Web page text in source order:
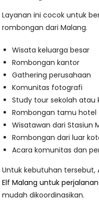
Layanan ini cocok untuk
rombongan dari Malang.
Wisata keluarga besar
Rombongan kantor
Gathering perusahaan
Komunitas fotografi
Study tour sekolah atau
Rombongan tamu hotel
Wisatawan dari Stasiun
Rombongan dari luar
Acara komunitas dan
Untuk kebutuhan
Elf Malang untuk
mudah dikoordinasikan.